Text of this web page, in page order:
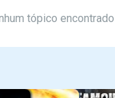
tópico encontrado